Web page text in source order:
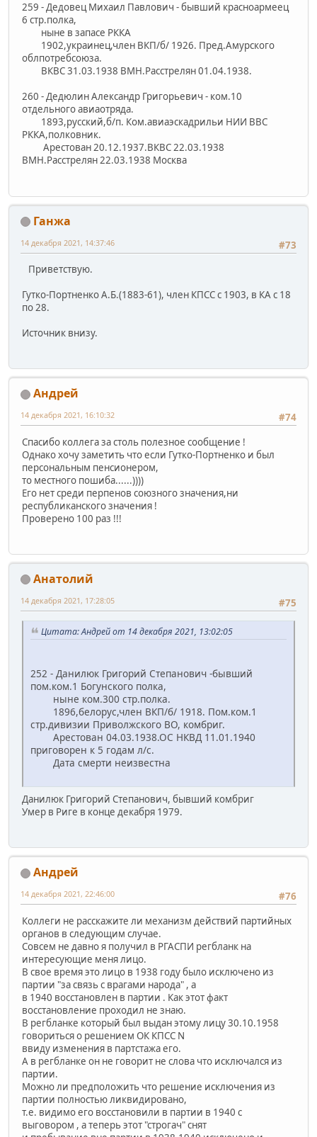
259 - Дедовец Михаил Павлович - бывший красноармеец
6 стр.полка,
ныне в запасе РККА
1902,украинец,член ВКП/б/ 1926. Пред.Амурского
облпотребсоюза.
ВКВС 31.03.1938 ВМН.Расстрелян 01.04.1938.
260 - Дедюлин Александр Григорьевич - ком.10
отдельного авиаотряда.
1893,русский,б/п. Ком.авиаэскадрильи НИИ ВВС
РККА,полковник.
Арестован 20.12.1937.ВКВС 22.03.1938
ВМН.Расстрелян 22.03.1938 Москва
Ганжа
#73
14 декабря 2021, 14:37:46
Приветствую.
Гутко-Портненко А.Б.(1883-61), член КПСС с 1903, в КА с 18
по 28.
Источник внизу.
Андрей
#74
14 декабря 2021, 16:10:32
Спасибо коллега за столь полезное сообщение !
Однако хочу заметить что если Гутко-Портненко и был
персональным пенсионером,
то местного пошиба......))))
Его нет среди перпенов союзного значения,ни
республиканского значения !
Проверено 100 раз !!!
Анатолий
#75
14 декабря 2021, 17:28:05
Цитата: Андрей от 14 декабря 2021, 13:02:05
252 - Данилюк Григорий Степанович -бывший
пом.ком.1 Богунского полка,
ныне ком.300 стр.полка.
1896,белорус,член ВКП/б/ 1918. Пом.ком.1
стр.дивизии Приволжского ВО, комбриг.
Арестован 04.03.1938.ОС НКВД 11.01.1940
приговорен к 5 годам л/с.
Дата смерти неизвестна
Данилюк Григорий Степанович, бывший комбриг
Умер в Риге в конце декабря 1979.
Андрей
#76
14 декабря 2021, 22:46:00
Коллеги не расскажите ли механизм действий партийных
органов в следующим случае.
Совсем не давно я получил в РГАСПИ регбланк на
интересующие меня лицо.
В свое время это лицо в 1938 году было исключено из
партии "за связь с врагами народа" , а
в 1940 восстановлен в партии . Как этот факт
восстановление проходил не знаю.
В регбланке который был выдан этому лицу 30.10.1958
говориться о решением ОК КПСС N
ввиду изменения в партстажа его.
А в регбланке он не говорит не слова что исключался из
партии.
Можно ли предположить что решение исключения из
партии полностью ликвидировано,
т.е. видимо его восстановили в партии в 1940 с
выговором , а теперь этот "строгач" снят